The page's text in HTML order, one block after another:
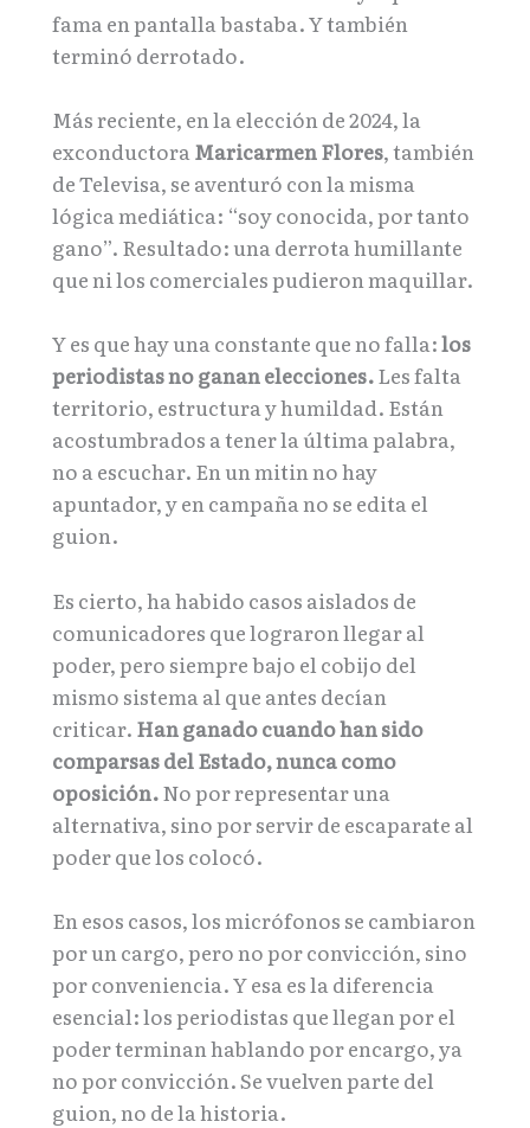
fama en pantalla bastaba. Y también
terminó derrotado.
Más reciente, en la elección de 2024, la
exconductoraMaricarmen Flores, también
de Televisa, se aventuró con la misma
lógica mediática: “soy conocida, por tanto
gano”. Resultado: una derrota humillante
que ni los comerciales pudieron maquillar.
Y es que hay una constante que no falla:los
periodistas no ganan elecciones.Les falta
territorio, estructura y humildad. Están
acostumbrados a tener la última palabra,
no a escuchar. En un mitin no hay
apuntador, y en campaña no se edita el
guion.
Es cierto, ha habido casos aislados de
comunicadores que lograron llegar al
poder, pero siempre bajo el cobijo del
mismo sistema al que antes decían
criticar. Han ganado cuando han sido
comparsas del Estado, nunca como
oposición.No por representar una
alternativa, sino por servir de escaparate al
poder que los colocó.
En esos casos, los micrófonos se cambiaron
por un cargo, pero no por convicción, sino
por conveniencia. Y esa es la diferencia
esencial: los periodistas que llegan por el
poder terminan hablando por encargo, ya
no por convicción. Se vuelven parte del
guion, no de la historia.